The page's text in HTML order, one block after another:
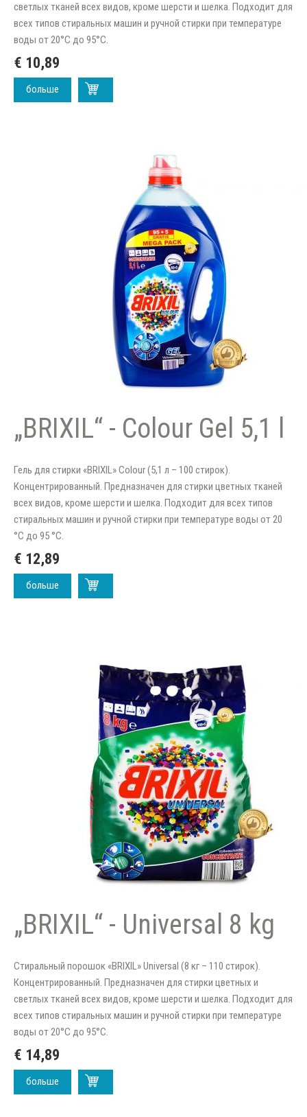
светлых тканей всех видов, кроме шерсти и шелка. Подходит для
всех типов стиральных машин и ручной стирки при температуре
воды от 20°C до 95°C.
€ 10,89
больше
„BRIXIL“ - Colour Gel 5,1 l
Гель для стирки «BRIXIL» Colour (5,1 л – 100 стирок).
Концентрированный. Предназначен для стирки цветных тканей
всех видов, кроме шерсти и шелка. Подходит для всех типов
стиральных машин и ручной стирки при температуре воды от 20
°C до 95 °C.
€ 12,89
больше
„BRIXIL“ - Universal 8 kg
Стиральный порошок «BRIXIL» Universal (8 кг – 110 стирок).
Концентрированный. Предназначен для стирки цветных и
светлых тканей всех видов, кроме шерсти и шелка. Подходит для
всех типов стиральных машин и ручной стирки при температуре
воды от 20°C до 95°C.
€ 14,89
больше